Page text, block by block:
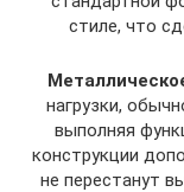
стиле, что
нагрузки,
выполняя
конструкции
не перестанут